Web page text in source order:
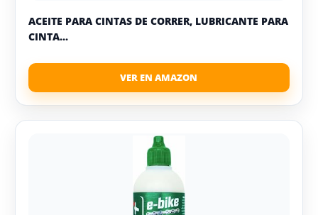
ACEITE PARA CINTAS DE CORRER, LUBRICANTE PARA
CINTA...